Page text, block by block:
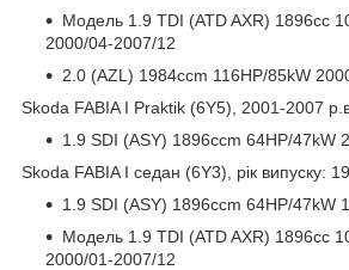
Модель 1.9 TDI (ATD AXR) 1896cc
2000/04-2007/12
2.0 (AZL) 1984ccm 116HP/85kW
Skoda FABIA I Praktik (6Y5), 2001-2007
1.9 SDI (ASY) 1896ccm 64HP/47kW
Skoda FABIA I седан (6Y3), рік випуску:
1.9 SDI (ASY) 1896ccm 64HP/47kW
Модель 1.9 TDI (ATD AXR) 1896cc
2000/01-2007/12